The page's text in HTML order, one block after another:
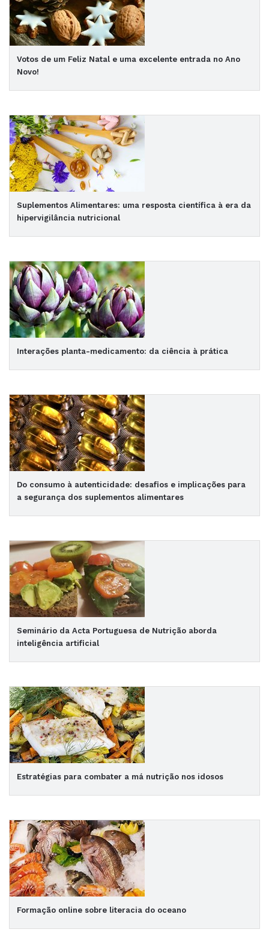
Votos de um Feliz Natal e uma excelente entrada no Ano
Novo!
Suplementos Alimentares: uma resposta científica à era da
hipervigilância nutricional
Interações planta-medicamento: da ciência à prática
Do consumo à autenticidade: desafios e implicações para
a segurança dos suplementos alimentares
Seminário da Acta Portuguesa de Nutrição aborda
inteligência artificial
Estratégias para combater a má nutrição nos idosos
Formação online sobre literacia do oceano